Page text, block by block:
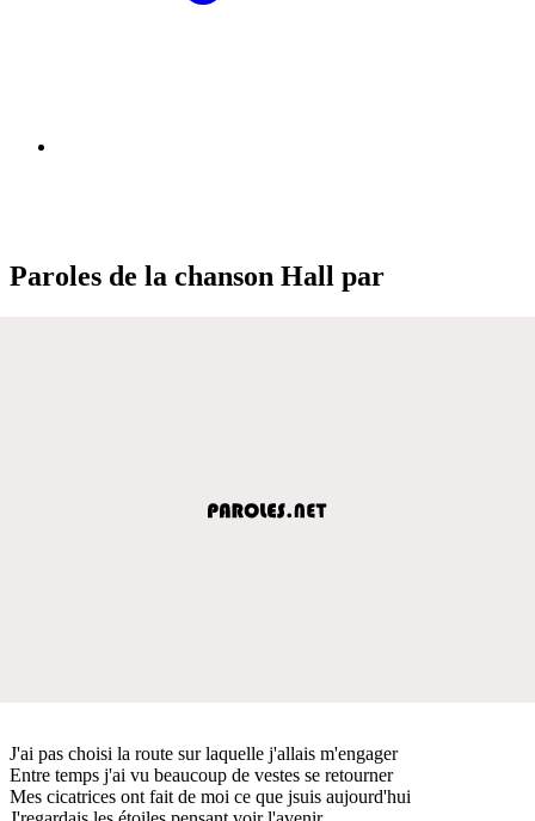
Paroles de la chanson Hall par
J'ai pas choisi la route sur laquelle j'allais m'engager
Entre temps j'ai vu beaucoup de vestes se retourner
Mes cicatrices ont fait de moi ce que jsuis aujourd'hui